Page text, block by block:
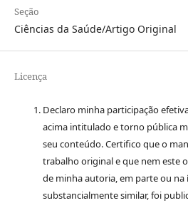
Seção
Ciências da Saúde/Artigo Original
Licença
Declaro minha participação
acima intitulado e torno pública
seu conteúdo. Certifico que o
trabalho original e que nem este
de minha autoria, em parte ou
substancialmente similar, foi